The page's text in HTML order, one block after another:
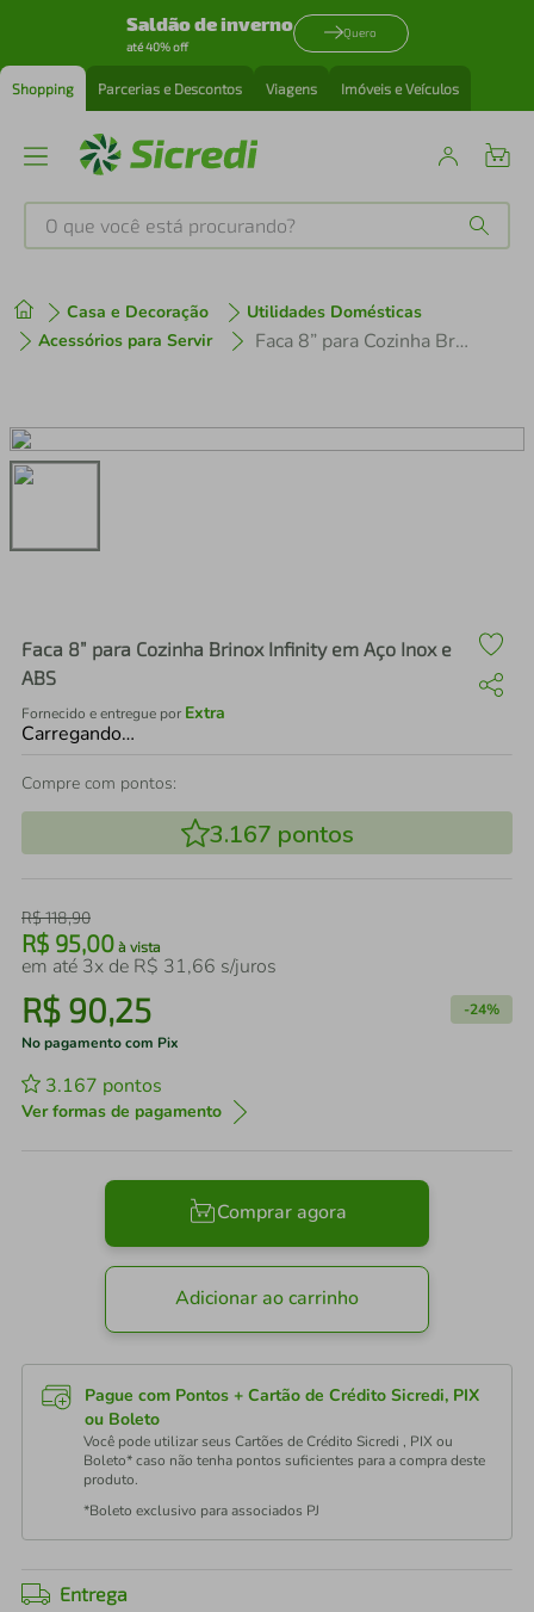
Saldão de inverno
até 40% off
Quero
Shopping Parcerias e Descontos Viagens Imóveis e Veículos
O que você está procurando?
Casa e Decoração
Utilidades Domésticas
Acessórios para Servir
Faca 8” para Cozinha Brinox Infinity em Aço Inox e ABS
Faca 8” para Cozinha Brinox Infinity em Aço Inox e
ABS
Fornecido e entregue por Extra
Carregando…
Compre com pontos:
3.167 pontos
R$118,90
R$ 95,00 à vista
em até 3x de R$ 31,66 s/juros
R$ 90,25 -24%
No pagamento com Pix
3.167 pontos
Ver formas de pagamento
Comprar agora
Adicionar ao carrinho
Pague com Pontos + Cartão de Crédito Sicredi, PIX
ou Boleto
Você pode utilizar seus Cartões de Crédito Sicredi , PIX ou
Boleto* caso não tenha pontos suficientes para a compra deste
produto.
*Boleto exclusivo para associados PJ
Entrega
1º tenis
3º